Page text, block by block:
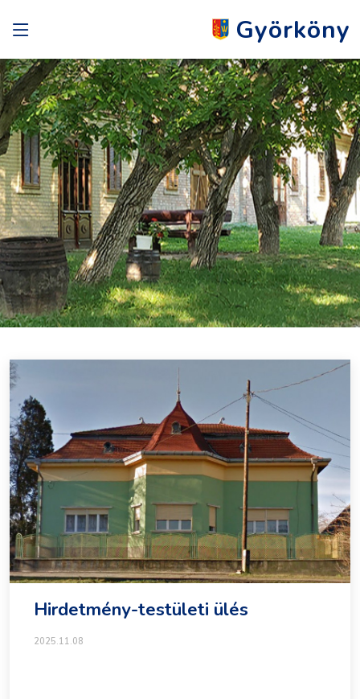
Györköny
Hirdetmény-testületi ülés
2025.11.08